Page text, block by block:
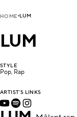
HOME LUM
LUM
STYLE
Pop, Rap
ARTIST'S LINKS